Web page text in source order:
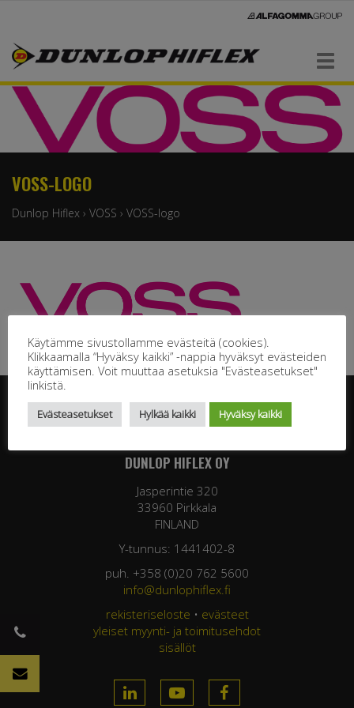
Navigaatio
VOSS-LOGO
Dunlop Hiflex › VOSS › VOSS-logo
DUNLOP HIFLEX OY
Jasperintie 320
33960 Pirkkala
FINLAND
Y-tunnus: 1441402-8
puh. +358 (0)20 762 5600
info@dunlophiflex.fi
rekisteriseloste • evästeet
yleiset myynti- ja toimitusehdot
sisällöt
Käytämme sivustollamme evästeitä (cookies).
Klikkaamalla “Hyväksy kaikki” -nappia hyväksyt evästeiden
käyttämisen. Voit muuttaa asetuksia "Evästeasetukset"
linkistä.
Evästeasetukset Hylkää kaikki Hyväksy kaikki